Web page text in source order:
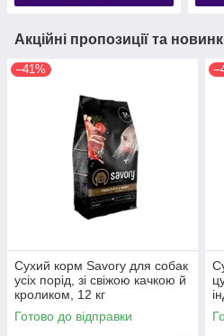
Акційні пропозиції та
–41%
Сухий корм Savory для собак
усіх порід, зі свіжою качкою й
кроликом, 12 кг
Готово до відправки